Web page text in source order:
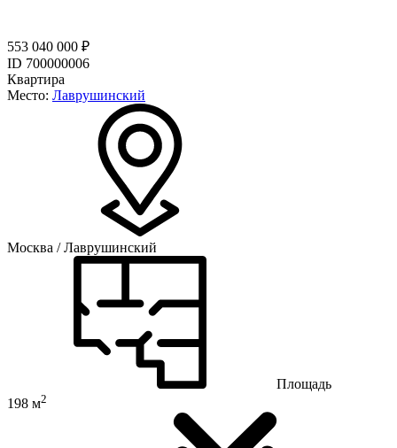
553 040 000 ₽
ID 700000006
Квартира
Место: Лаврушинский
Москва / Лаврушинский
Площадь
198 м2